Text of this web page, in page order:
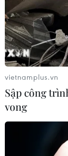
vietnamplus.vn
Sập công
vong